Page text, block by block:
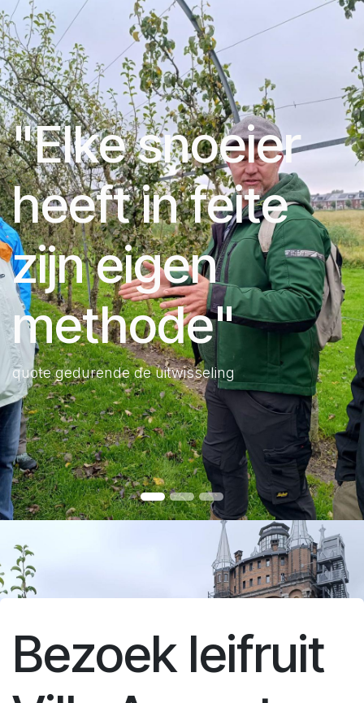
"Elke snoeier
heeft in feite
zijn eigen
methode"​
quote gedurende de uitwisseling
Bezoek leifruit